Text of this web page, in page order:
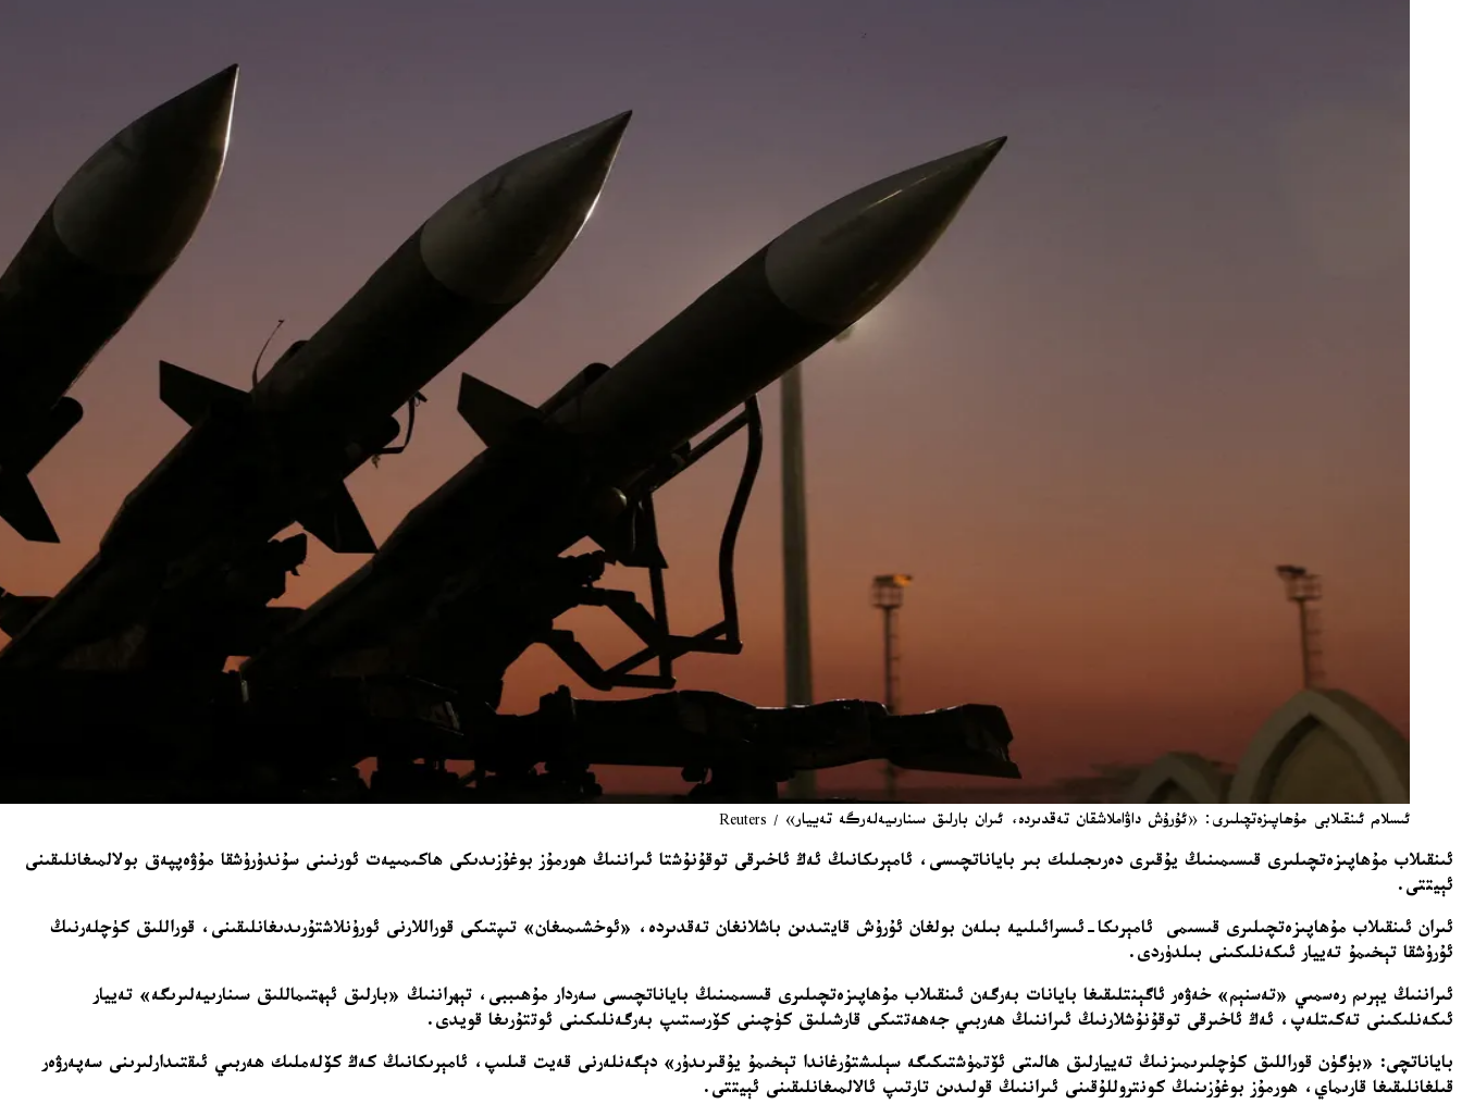
ئىسلام ئىنقىلابى مۇھاپىزەتچىلىرى: «ئۇرۇش داۋاملاشقان تەقدىردە، ئىران بارلىق سىنارىيەلەرگە تەييار» / Reuters
ئىنقىلاب مۇھاپىزەتچىلىرى قىسىمىنىڭ يۇقىرى دەرىجىلىك بىر باياناتچىسى، ئامېرىكانىڭ ئەڭ ئاخىرقى توقۇنۇشتا ئىراننىڭ ھورمۇز بوغۇزىدىكى ھاكىمىيەت ئورنىنى سۇندۇرۇشقا مۇۋەپپەق بولالمىغانلىقىنى
ئېيتتى.
ئىران ئىنقىلاب مۇھاپىزەتچىلىرى قىسىمى ئامېرىكا-ئىسرائىلىيە بىلەن بولغان ئۇرۇش قايتىدىن باشلانغان تەقدىردە، «ئوخشىمىغان» تىپتىكى قوراللارنى ئورۇنلاشتۇرىدىغانلىقىنى، قوراللىق كۈچلەرنىڭ
ئۇرۇشقا تېخىمۇ تەييار ئىكەنلىكىنى بىلدۈردى.
ئىراننىڭ يېرىم رەسمىي «تەسنېم» خەۋەر ئاگېنتلىقىغا بايانات بەرگەن ئىنقىلاب مۇھاپىزەتچىلىرى قىسىمىنىڭ باياناتچىسى سەردار مۇھىببى، تېھراننىڭ «بارلىق ئېھتىماللىق سىنارىيەلىرىگە» تەييار
ئىكەنلىكىنى تەكىتلەپ، ئەڭ ئاخىرقى توقۇنۇشلارنىڭ ئىراننىڭ ھەربىي جەھەتتىكى قارشىلىق كۈچىنى كۆرسىتىپ بەرگەنلىكىنى ئوتتۇرىغا قويدى.
باياناتچى: «بۈگۈن قوراللىق كۈچلىرىمىزنىڭ تەييارلىق ھالىتى ئۆتمۈشتىكىگە سېلىشتۇرغاندا تېخىمۇ يۇقىرىدۇر» دېگەنلەرنى قەيت قىلىپ، ئامېرىكانىڭ كەڭ كۆلەملىك ھەربىي ئىقتىدارلىرىنى سەپەرۋەر
قىلغانلىقىغا قارىماي، ھورمۇز بوغۇزىنىڭ كونتروللۇقىنى ئىراننىڭ قولىدىن تارتىپ ئالالمىغانلىقىنى ئېيتتى.